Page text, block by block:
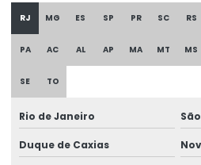
Cortina de cabo ponte rolante
Curso De Reciclagem Para
Discos de freios ponte rolante
Distribuidor autorizado swf
Empresa especializada em
RJ MG ES SP PR SC RS
PA AC AL AP MA MT MS
SE TO
Rio de Janeiro
Duque de Caxias